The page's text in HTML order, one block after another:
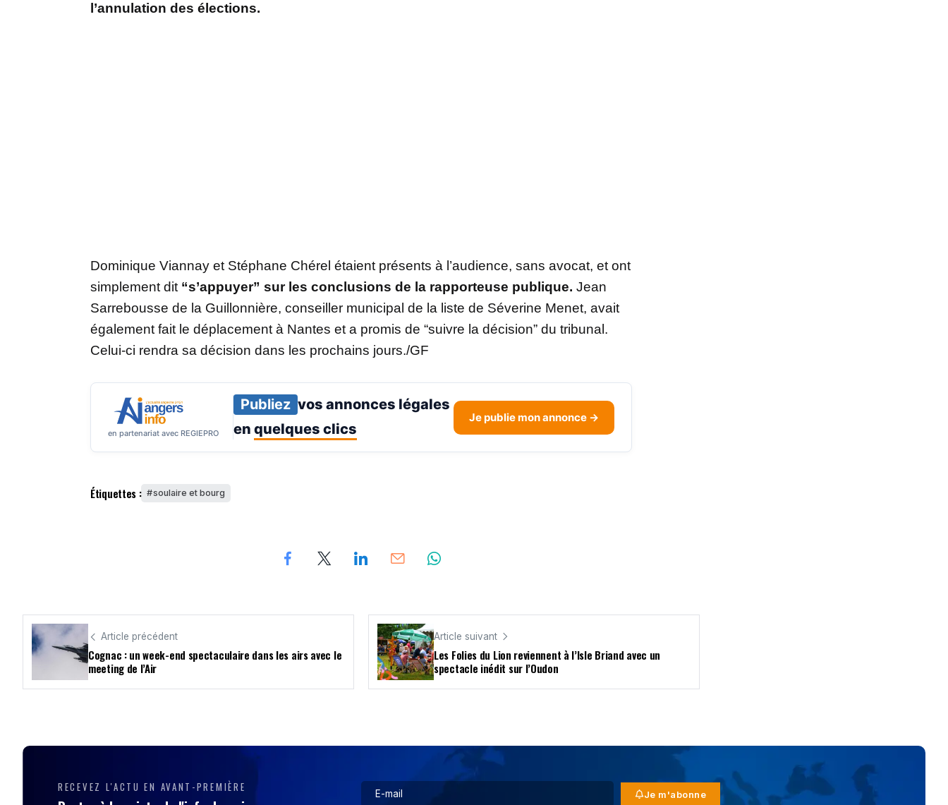
l’annulation des élections.
Dominique Viannay et Stéphane Chérel étaient présents à l’audience, sans avocat, et ont
simplement dit “s’appuyer” sur les conclusions de la rapporteuse publique. Jean
Sarrebousse de la Guillonnière, conseiller municipal de la liste de Séverine Menet, avait
également fait le déplacement à Nantes et a promis de “suivre la décision” du tribunal.
Celui-ci rendra sa décision dans les prochains jours./GF
en partenariat avec REGIEPRO
Publiez vos annonces légales
en quelques clics
Je publie mon annonce →
Étiquettes : soulaire et bourg
Article précédent
Cognac : un week-end spectaculaire dans les airs avec le
meeting de l’Air
Article suivant
Les Folies du Lion reviennent à l’Isle Briand avec un
spectacle inédit sur l’Oudon
RECEVEZ L'ACTU EN AVANT-PREMIÈRE
Je m'abonne